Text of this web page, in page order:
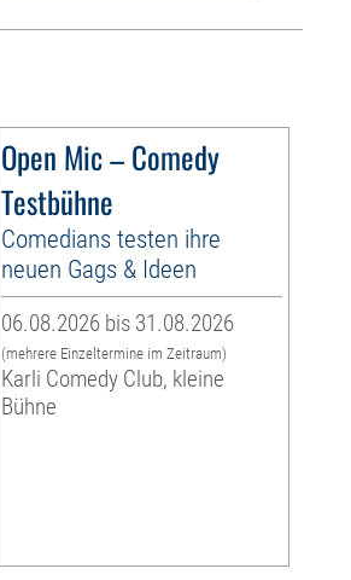
Open Mic – Comedy
Testbühne
Comedians testen ihre
neuen Gags & Ideen
06.08.2026 bis 31.08.2026
(mehrere Einzeltermine im Zeitraum)
Karli Comedy Club, kleine
Bühne